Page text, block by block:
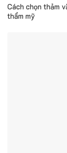
Cách chọn thảm
thẩm mỹ